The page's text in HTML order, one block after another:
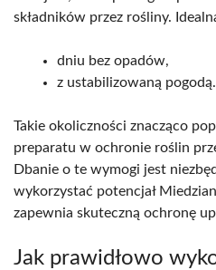
składników przez rośliny.
dniu bez opadów,
z ustabilizowaną pogodą.
Takie okoliczności znacząco
preparatu w ochronie roślin
Dbanie o te wymogi jest
wykorzystać potencjał
zapewnia skuteczną ochronę
Jak prawidłowo